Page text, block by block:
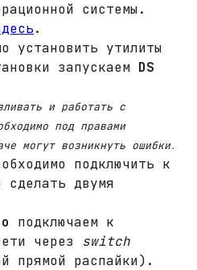
системы.
.
установить утилиты
запускаем DS
и работать с
под правами
могут возникнуть ошибки.
подключить к
двумя
подключаем к
через switch
прямой распайки).